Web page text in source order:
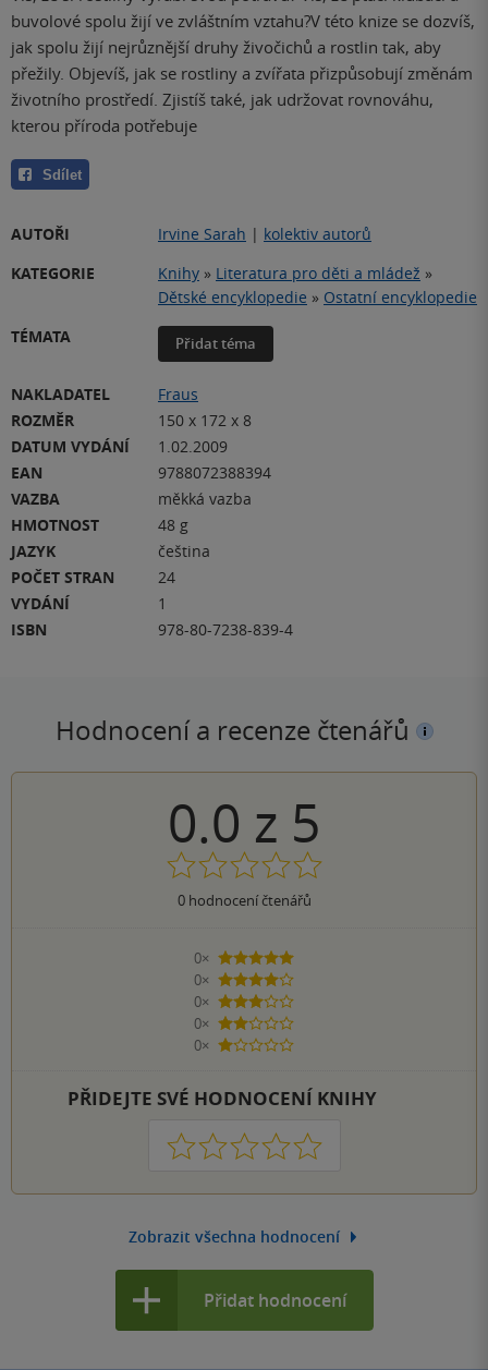
buvolové spolu žijí ve zvláštním vztahu?V této knize se dozvíš,
jak spolu žijí nejrůznější druhy živočichů a rostlin tak, aby
přežily. Objevíš, jak se rostliny a zvířata přizpůsobují změnám
životního prostředí. Zjistíš také, jak udržovat rovnováhu,
kterou příroda potřebuje
Sdílet
AUTOŘI Irvine Sarah | kolektiv autorů
KATEGORIE
Knihy » Literatura pro děti a mládež »
Dětské encyklopedie » Ostatní encyklopedie
TÉMATA
Přidat téma
NAKLADATEL
Fraus
ROZMĚR
150 x 172 x 8
DATUM VYDÁNÍ
1.02.2009
EAN
9788072388394
VAZBA
měkká vazba
HMOTNOST
48 g
JAZYK
čeština
POČET STRAN
24
VYDÁNÍ
1
ISBN
978-80-7238-839-4
Hodnocení a recenze čtenářů
0.0 z 5
0hodnocení čtenářů
0×
5 hvězdiček
0×
4 hvězdičky
0×
3 hvězdičky
0×
2 hvězdičky
0×
1 hvezdička
PŘIDEJTE SVÉ HODNOCENÍ KNIHY
1 2 3 4 5
Zobrazit všechna hodnocení
Přidat hodnocení